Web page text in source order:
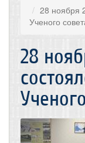
28 ноября
Ученого
28